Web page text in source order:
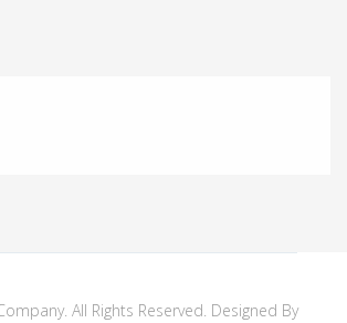
All Rights Reserved. Designed By